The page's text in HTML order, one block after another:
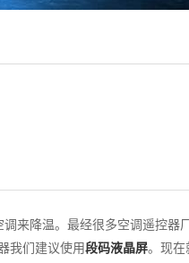
来降温。最经很多空调遥控器
我们建议使用段码液晶屏。现在